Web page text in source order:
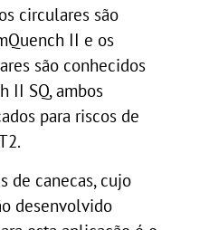
circulares são
II e os
são conhecidos
II SQ, ambos
para riscos de
de canecas, cujo
desenvolvido